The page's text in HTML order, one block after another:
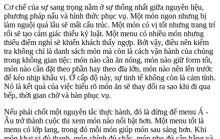
Cơ chế của sự sang trọng nằm ở sự thống nhất giữa nguyên liệu,
phương pháp nấu và hình thức phục vụ. Một món ngon nhưng bị
làm nguội quá lâu sẽ mất cấu trúc. Một món có vị tốt nhưng trang trí
rối sẽ tạo cảm giác thiếu kỷ luật. Một menu có nhiều món nhưng
thiếu điểm nghỉ sẽ khiến khách thấy ngợp. Bởi vậy, điều nên kiểm
tra không chỉ là danh sách món mà còn là cách vận hành của chúng
trong không gian tiệc: món nào cần ăn nóng, món nào giữ form tốt,
món nào cần đặt theo phần hay theo đĩa lớn, món nào nên lên trước
để kéo nhịp khẩu vị. Ở cấp độ này, sự tinh tế không còn là cảm tính.
Nó là kết quả của việc hiểu rõ món ăn sẽ thay đổi ra sao khi đi qua
bếp, thời gian chờ và bàn phục vụ.
Nếu phải chốt một nguyên tắc thực hành, đó là đừng để menu Á -
Âu trở thành cuộc thi xem món nào nổi bật hơn. Một menu tốt là
menu có lớp lang, trong đó mỗi món giúp món sau sáng hơn. Khi